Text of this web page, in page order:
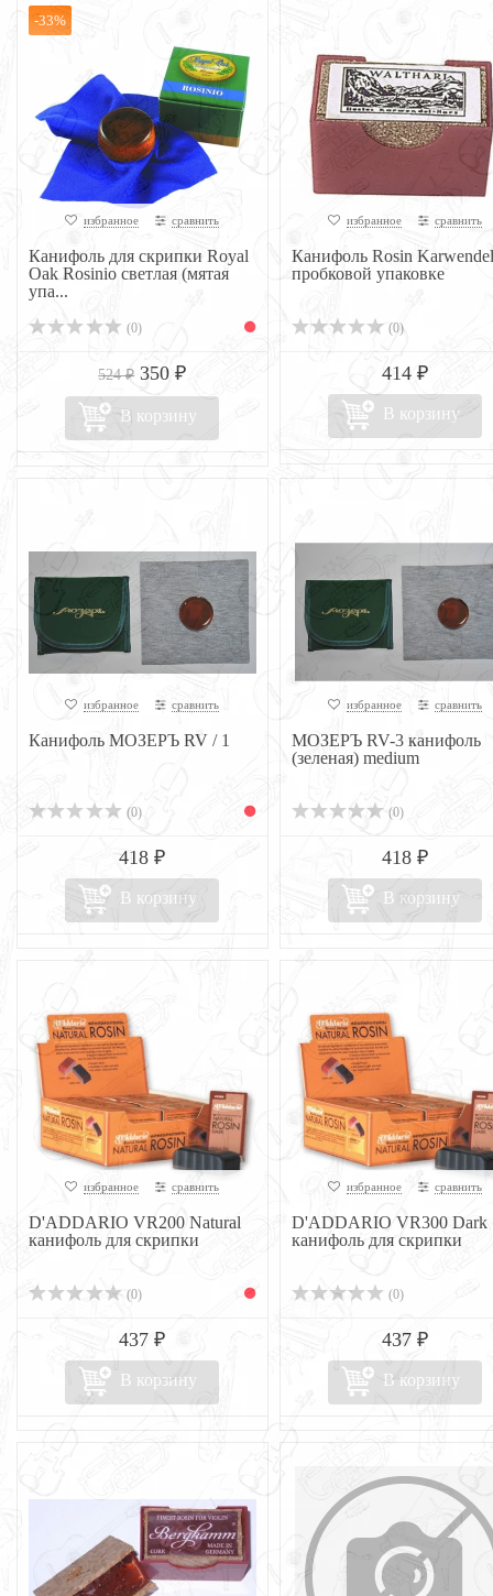
-33%
избранное сравнить
Канифоль для скрипки Royal
Oak Rosinio светлая (мятая
упа...
(0)
524 ₽ 350 ₽
В корзину
избранное сравнить
Канифоль Rosin
пробковой упаковке
(0)
414 ₽
В корзину
избранное сравнить
Канифоль МОЗЕРЪ RV / 1
(0)
418 ₽
В корзину
избранное сравнить
МОЗЕРЪ RV-3 канифоль
(зеленая) medium
(0)
418 ₽
В корзину
избранное сравнить
D'ADDARIO VR200 Natural
канифоль для скрипки
(0)
437 ₽
В корзину
избранное сравнить
D'ADDARIO VR300 Dark
канифоль для скрипки
(0)
437 ₽
В корзину